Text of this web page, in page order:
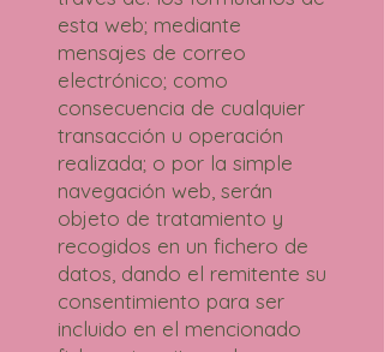
esta web; mediante
mensajes de correo
electrónico; como
consecuencia de cualquier
transacción u operación
realizada; o por la simple
navegación web, serán
objeto de tratamiento y
recogidos en un fichero de
datos, dando el remitente su
consentimiento para ser
incluido en el mencionado